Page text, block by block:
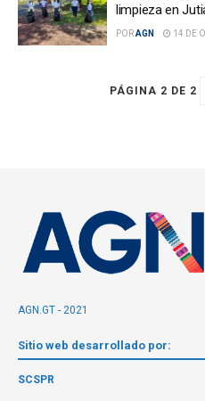
limpieza en
PORAGN 14 DE
PÁGINA 2 DE 2
AGN.GT - 2021
Sitio web desarrollado por:
SCSPR